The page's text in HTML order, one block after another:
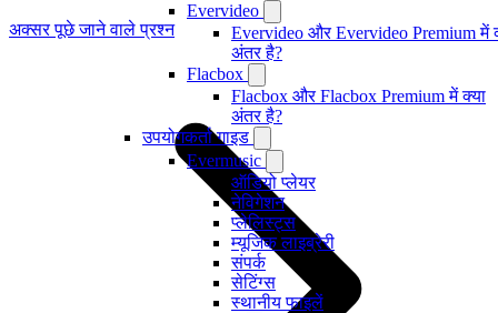
Evervideo
Evervideo और Evervideo Premium में
अंतर है?
Flacbox
Flacbox और Flacbox Premium में क्या
अंतर है?
उपयोगकर्ता गाइड
Evermusic
ऑडियो प्लेयर
नेविगेशन
प्लेलिस्ट्स
म्यूजिक लाइब्रेरी
संपर्क
सेटिंग्स
स्थानीय फाइलें
अक्सर पूछे जाने वाले प्रश्न